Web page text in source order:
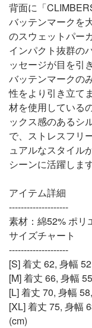
背面に「
バッテンマークを
のスウェットパー
インパクト抜群の
ッセージが目を引
バッテンマークの
性をより引き立て
材を使用している
ックス感のあるシ
で、ストレスフリ
ュアルなスタイル
シーンに活躍します
アイテム詳細
--------------------
素材：綿52% ポリ
サイズチャート
--------------------
[S] 着丈 62, 身幅
[M] 着丈 66, 身幅
[L] 着丈 70, 身幅
[XL] 着丈 75, 身幅
(cm)